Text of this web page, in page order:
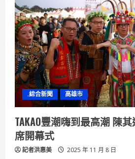
陀
虱
目
魚
文
化
節
海
派
登
場
陳
其
邁
推
薦
海
口
澎
味
.綜合新聞 高雄市
TAKAO豐潮嗨到最高潮 陳
席開幕式
記者洪惠美 2025 年 11 月 8 日